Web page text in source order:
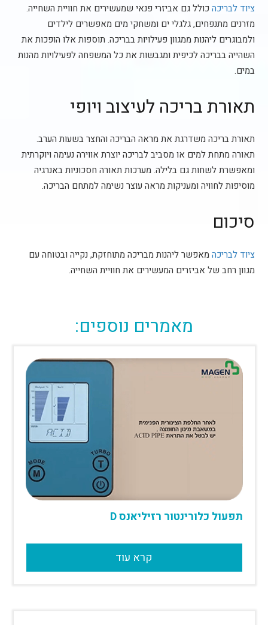
ציוד לבריכה כולל גם אביזרי פנאי שמעשירים את חוויית השחייה.
מזרנים מתנפחים, גלגלי ים ומשחקי מים מאפשרים לילדים
ולמבוגרים ליהנות ממגוון פעילויות בבריכה. תוספות אלו הופכות את
השהייה בבריכה לכיפית ומגבשות את כל המשפחה לפעילויות מהנות
במים.
תאורת בריכה לעיצוב ויופי
תאורת בריכה משדרגת את מראה הבריכה והחצר בשעות הערב.
תאורה מתחת למים או מסביב לבריכה יוצרת אווירה נעימה ויוקרתית
ומאפשרת לשחות גם בלילה. מערכות תאורה חסכוניות באנרגיה
מוסיפות לחוויה ומעניקות מראה עוצר נשימה למתחם הבריכה.
סיכום
ציוד לבריכה מאפשר ליהנות מבריכה מתוחזקת, נקייה ובטוחה עם
מגוון רחב של אביזרים המעשירים את חוויית השחייה.
מאמרים נוספים:
תפעול כלורינטור רזיליאנס D
קרא עוד